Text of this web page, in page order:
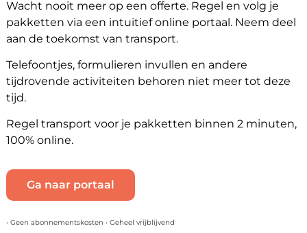
Wacht nooit meer op een offerte. Regel en volg je
pakketten via een intuitief online portaal. Neem deel
aan de toekomst van transport.
Telefoontjes, formulieren invullen en andere
tijdrovende activiteiten behoren niet meer tot deze
tijd.
Regel transport voor je pakketten binnen 2 minuten,
100% online.
Ga naar portaal
• Geen abonnementskosten • Geheel vrijblijvend